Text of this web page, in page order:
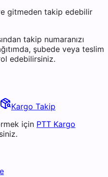
gitmeden takip edebilir
takip numaranızı
şubede veya teslim
edebilirsiniz.
Kargo Takip
için PTT Kargo